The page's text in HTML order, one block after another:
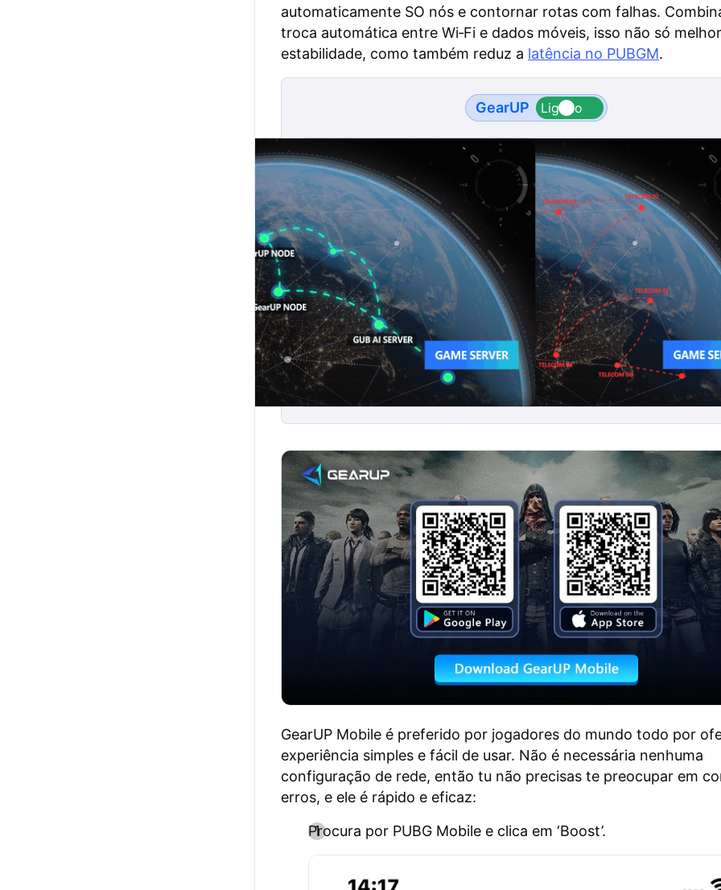
automaticamente SO nós e contornar rotas com falhas.
troca automática entre Wi‑Fi e dados móveis, isso não só
estabilidade, como também reduz a latência no PUBGM.
GearUP
GearUP Mobile é preferido por jogadores do mundo todo por
experiência simples e fácil de usar. Não é necessária nenhuma
configuração de rede, então tu não precisas te preocupar em
erros, e ele é rápido e eficaz:
Procura por PUBG Mobile e clica em ‘Boost’.